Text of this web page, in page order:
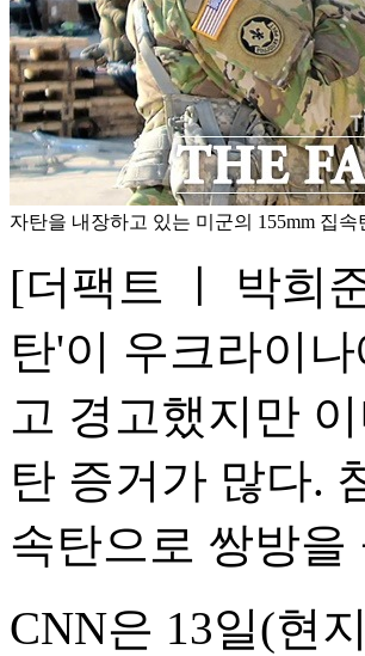
자탄을 내장하고 있는 미군의 155mm 집
[더팩트 ㅣ 박희
탄'이 우크라이
고 경고했지만
탄 증거가 많다.
속탄으로 쌍방
CNN은 13일(현